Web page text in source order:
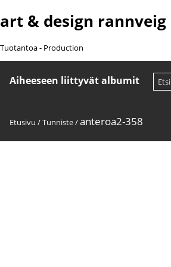
art & design rannveig
Tuotantoa - Production
Aiheeseen liittyvät albumit
Etusivu /Tunniste/anteroa2-358